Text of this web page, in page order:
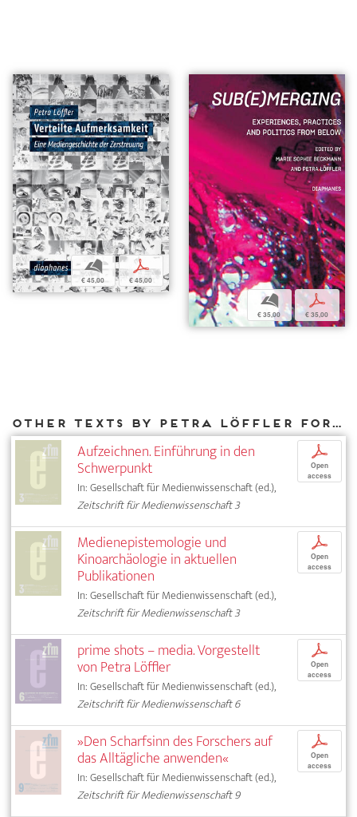
b
€ 45,00
p
€ 45,00
b
€ 35,00
p
€ 35,00
Other texts by Petra Löffler for DIAPHANES
Aufzeichnen. Einführung in den
Schwerpunkt
In: Gesellschaft für Medienwissenschaft (ed.),
Zeitschrift für Medienwissenschaft 3
p
Open
access
Medienepistemologie und
Kinoarchäologie in aktuellen
Publikationen
In: Gesellschaft für Medienwissenschaft (ed.),
Zeitschrift für Medienwissenschaft 3
p
Open
access
prime shots – media. Vorgestellt
von Petra Löffler
In: Gesellschaft für Medienwissenschaft (ed.),
Zeitschrift für Medienwissenschaft 6
p
Open
access
»Den Scharfsinn des Forschers auf
das Alltägliche anwenden«
In: Gesellschaft für Medienwissenschaft (ed.),
Zeitschrift für Medienwissenschaft 9
p
Open
access